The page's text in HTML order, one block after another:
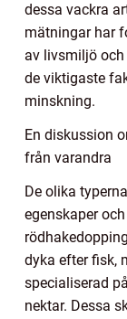
dessa vackra
mätningar har
av livsmiljö
de viktigaste
minskning.
En diskussion
från varandra
De olika
egenskaper
dyka efter fisk,
specialiserad
nektar. Dessa